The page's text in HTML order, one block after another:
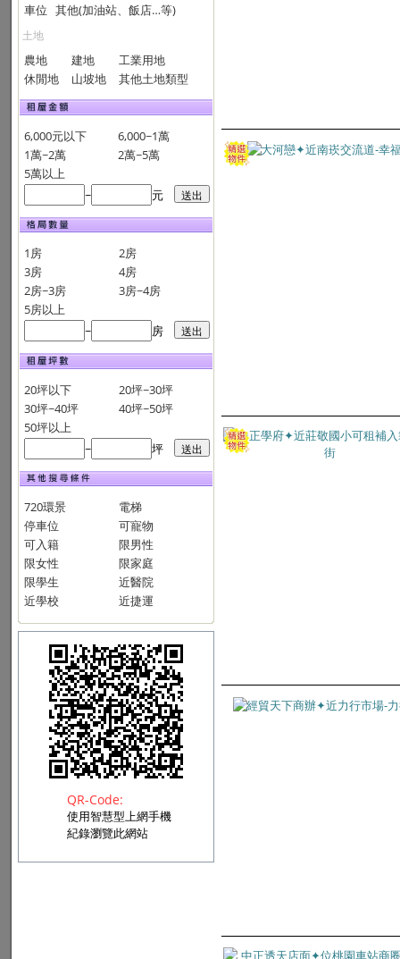
車位 其他(加油站、飯店…等)
土地
農地 建地
工業用地
休閒地
山坡地 其他土地類型
6,000元以下
6,000~1萬
1萬~2萬
2萬~5萬
5萬以上
~
元
1房
2房
3房
4房
2房~3房
3房~4房
5房以上
~
房
20坪以下
20坪~30坪
30坪~40坪
40坪~50坪
50坪以上
~
坪
720環景
電梯
停車位
可寵物
可入籍
限男性
限女性
限家庭
限學生
近醫院
近學校
近捷運
QR-Code:
使用智慧型上網手機
紀錄瀏覽此網站